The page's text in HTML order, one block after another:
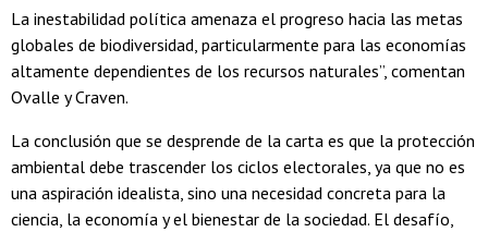
La inestabilidad política amenaza el progreso hacia las metas
globales de biodiversidad, particularmente para las economías
altamente dependientes de los recursos naturales”, comentan
Ovalle y Craven.
La conclusión que se desprende de la carta es que la protección
ambiental debe trascender los ciclos electorales, ya que no es
una aspiración idealista, sino una necesidad concreta para la
ciencia, la economía y el bienestar de la sociedad. El desafío,